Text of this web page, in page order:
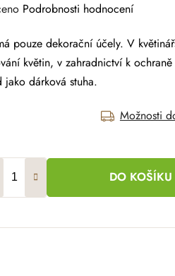
Podrobnosti hodnocení
pouze dekorační účely. V
květin, v zahradnictví k ochraně
dárková stuha.
Možnosti
DO KOŠÍKU